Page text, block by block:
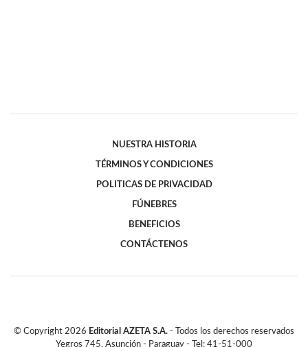
NUESTRA HISTORIA
TÉRMINOS Y CONDICIONES
POLITICAS DE PRIVACIDAD
FÚNEBRES
BENEFICIOS
CONTÁCTENOS
© Copyright 2026 Editorial AZETA S.A. - Todos los derechos reservados
Yegros 745, Asunción - Paraguay - Tel: 41-51-000